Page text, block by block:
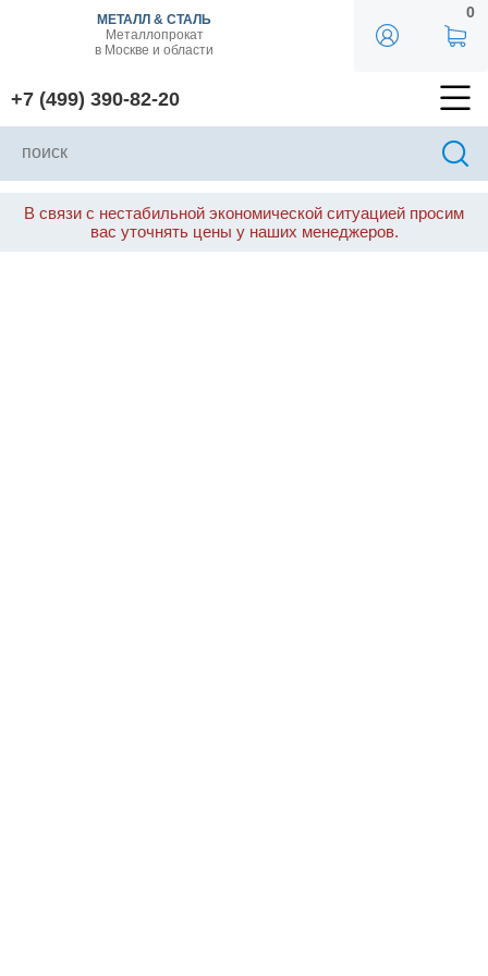
МЕТАЛЛ & СТАЛЬ
Металлопрокат
в Москве и области
+7 (499) 390-82-20
0
В связи с нестабильной экономической ситуацией просим
вас уточнять цены у наших менеджеров.